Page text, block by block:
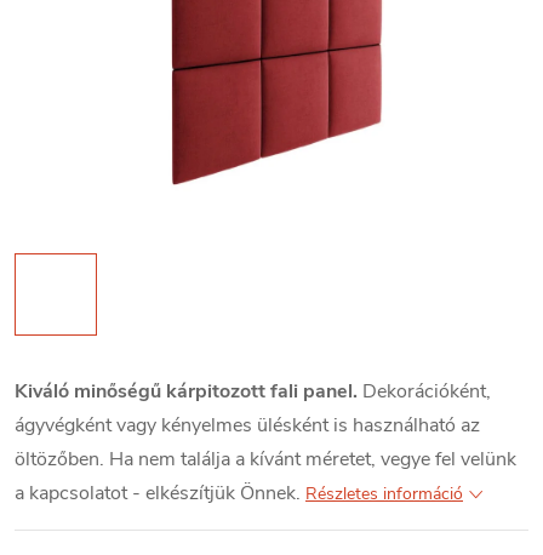
Kiváló minőségű kárpitozott fali panel. Dekorációként,
ágyvégként vagy kényelmes ülésként is használható az
öltözőben. Ha nem találja a kívánt méretet, vegye fel velünk
a kapcsolatot - elkészítjük Önnek. Részletes információ